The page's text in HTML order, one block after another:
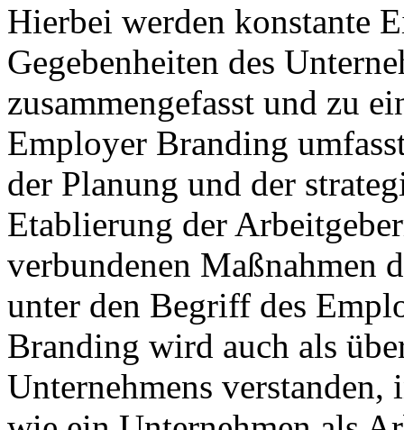
Hierbei werden konstante
Gegebenheiten des
zusammengefasst und zu
Employer Branding
der Planung und der
Etablierung der
verbundenen Maßnahmen
unter den Begriff des
Branding wird auch als
Unternehmens verstanden,